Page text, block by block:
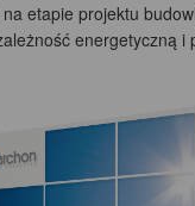
etapie projektu
energetyczną i